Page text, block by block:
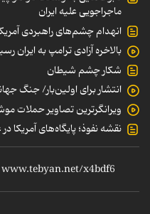
ماجراجویی علیه ایران
انهدام چشم‌های راهبردی
بالاخره آزادی ترامپ به ایران
شکار چشم شیطان
انتشار برای اولین‌بار/ جنگ
ویرانگرترین تصاویر حملات
نقشه‌ نفوذ؛ پایگاه‌های آمریکا